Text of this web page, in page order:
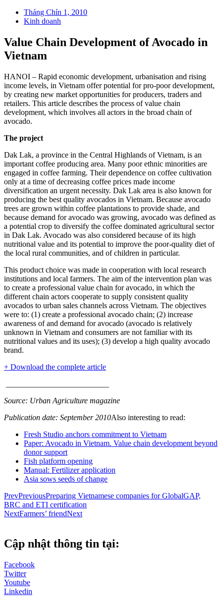
Tháng Chín 1, 2010
Kinh doanh
Value Chain Development of Avocado in
Vietnam
HANOI – Rapid economic development, urbanisation and rising
income levels, in Vietnam offer potential for pro-poor development,
by creating new market opportunities for producers, traders and
retailers. This article describes the process of value chain
development, which involves all actors in the broad chain of
avocado.
The project
Dak Lak, a province in the Central Highlands of Vietnam, is an
important coffee producing area. Many poor ethnic minorities are
engaged in coffee farming. Their dependence on coffee cultivation
only at a time of decreasing coffee prices made income
diversification an urgent necessity. Dak Lak area is also known for
producing the best quality avocados in Vietnam. Because avocado
trees are grown within coffee plantations to provide shade, and
because demand for avocado was growing, avocado was defined as
a potential crop to diversify the coffee dominated agricultural sector
in Dak Lak. Avocado was also considered because of its high
nutritional value and its potential to improve the poor-quality diet of
the local rural communities, and of children in particular.
This product choice was made in cooperation with local research
institutions and local farmers. The aim of the intervention plan was
to create a professional value chain for avocado, in which the
different chain actors cooperate to supply consistent quality
avocados to urban sales channels across Vietnam. The objectives
were to: (1) create a professional avocado chain; (2) increase
awareness of and demand for avocado (avocado is relatively
unknown in Vietnam and consumers are not familiar with its
nutritional values and its uses); (3) develop a high quality avocado
brand.
+ Download the complete article
Source: Urban Agriculture magazine
Publication date: September 2010Also interesting to read:
Fresh Studio anchors commitment to Vietnam
Paper: Avocado in Vietnam. Value chain development beyond
donor support
Fish platform opening
Manual: Fertilizer application
Asia sows seeds of change
PrevPreviousPreparing Vietnamese companies for GlobalGAP,
BRC and ETI certification
NextFarmers’ friendNext
Cập nhật thông tin tại:
Facebook
Twitter
Youtube
Linkedin